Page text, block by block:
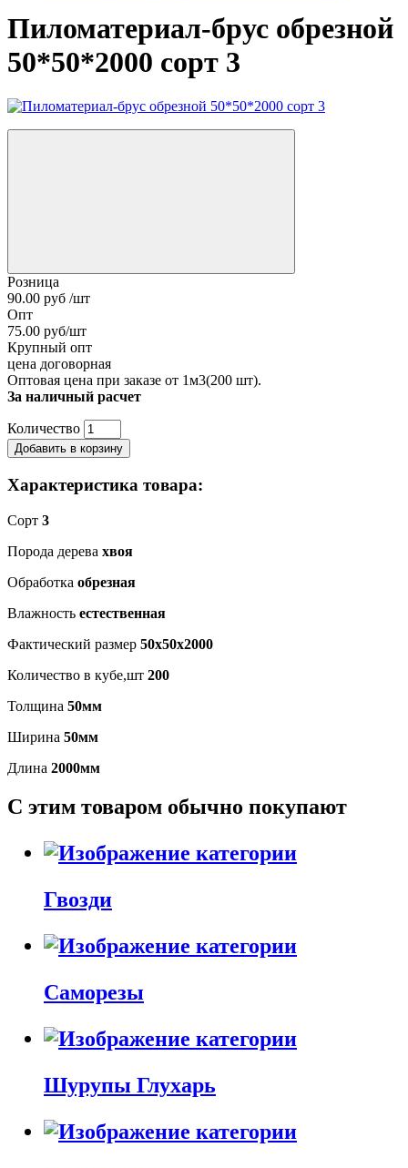
Пиломатериал-брус обрезной
50*50*2000 сорт 3
Розница
90.00 руб /шт
Опт
75.00 руб/шт
Крупный опт
цена договорная
Оптовая цена при заказе от 1м3(200 шт).
За наличный расчет
Количество
Добавить в корзину
Характеристика товара:
Сорт 3
Порода дерева хвоя
Обработка обрезная
Влажность естественная
Фактический размер 50x50x2000
Количество в кубе,шт 200
Толщина 50мм
Ширина 50мм
Длина 2000мм
С этим товаром обычно покупают
Гвозди
Саморезы
Шурупы Глухарь